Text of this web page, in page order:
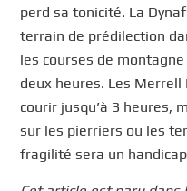
perd sa tonicité. La
terrain de prédilection
les courses de
deux heures. Les
courir jusqu’à 3 heures,
sur les pierriers ou les
fragilité sera un